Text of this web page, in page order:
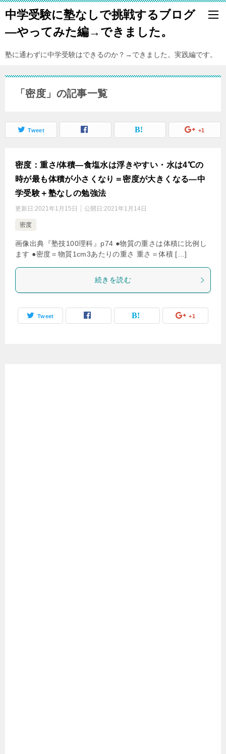
中学受験に塾なしで挑戦するブログ
―やってみた編→できました。
塾に通わずに中学受験はできるのか？→できました。実践編です。
「密度」の記事一覧
Tweet +1
密度：重さ/体積―食塩水は浮きやすい・水は4℃の
時が最も体積が小さくなり＝密度が大きくなる―中
学受験＋塾なしの勉強法
更新日:2021年1月15日 公開日:2021年1月14日
密度
画像出典『塾技100理科』p74 ●物質の重さは体積に比例し
ます ●密度＝物質1cm3あたりの重さ 重さ＝体積 […]
続きを読む
Tweet +1